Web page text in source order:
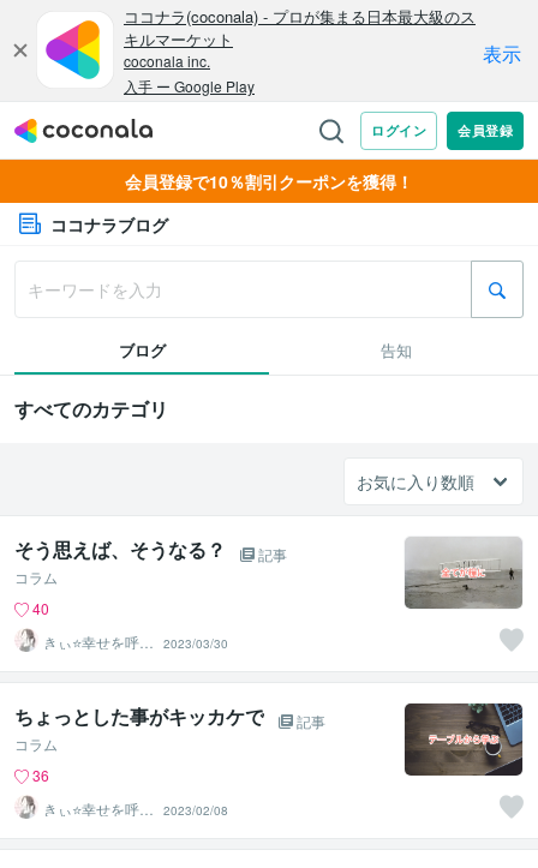
会員登録で10％割引クーポンを獲得！
ココナラブログ
ブログ 告知
すべてのカテゴリ
そう思えば、そうなる？
記事
コラム
40
きぃ⭐️幸せを呼び
込むふわっと女
神⭐️
2023/03/30
ちょっとした事がキッカケで
記事
コラム
36
きぃ⭐️幸せを呼び
込むふわっと女
神⭐️
2023/02/08